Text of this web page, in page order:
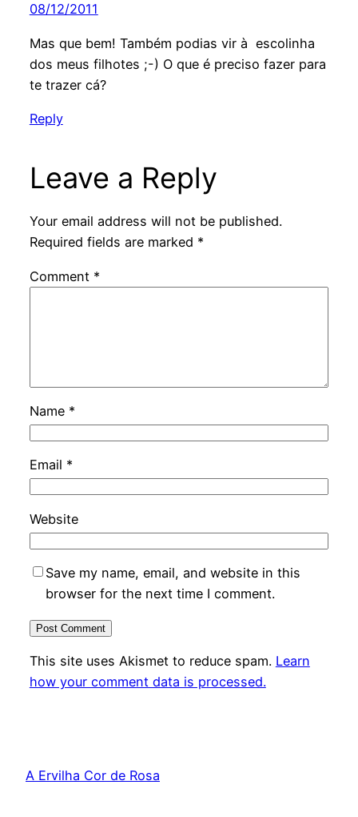
08/12/2011
Mas que bem! Também podias vir à escolinha
dos meus filhotes ;-) O que é preciso fazer para
te trazer cá?
Reply
Leave a Reply
Your email address will not be published.
Required fields are marked *
Comment *
Name *
Email *
Website
Save my name, email, and website in this
browser for the next time I comment.
This site uses Akismet to reduce spam. Learn
how your comment data is processed.
A Ervilha Cor de Rosa